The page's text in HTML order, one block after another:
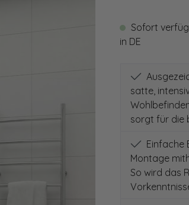
Sofort
in DE
satte,
sorgt für die
Einfache
Montage
So wird das